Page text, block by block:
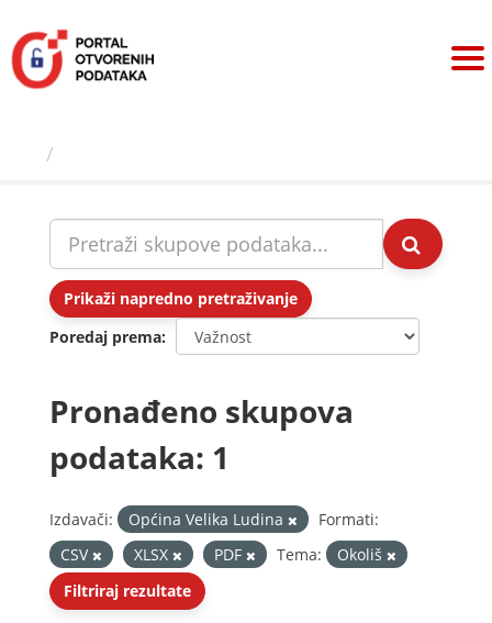
sadržaj
Prikaži napredno pretraživanje
Poredaj prema
Pronađeno skupova
podataka: 1
Izdavači: Općina Velika Ludina
Formati:
CSV
XLSX PDF Tema:
Okoliš
Filtriraj rezultate